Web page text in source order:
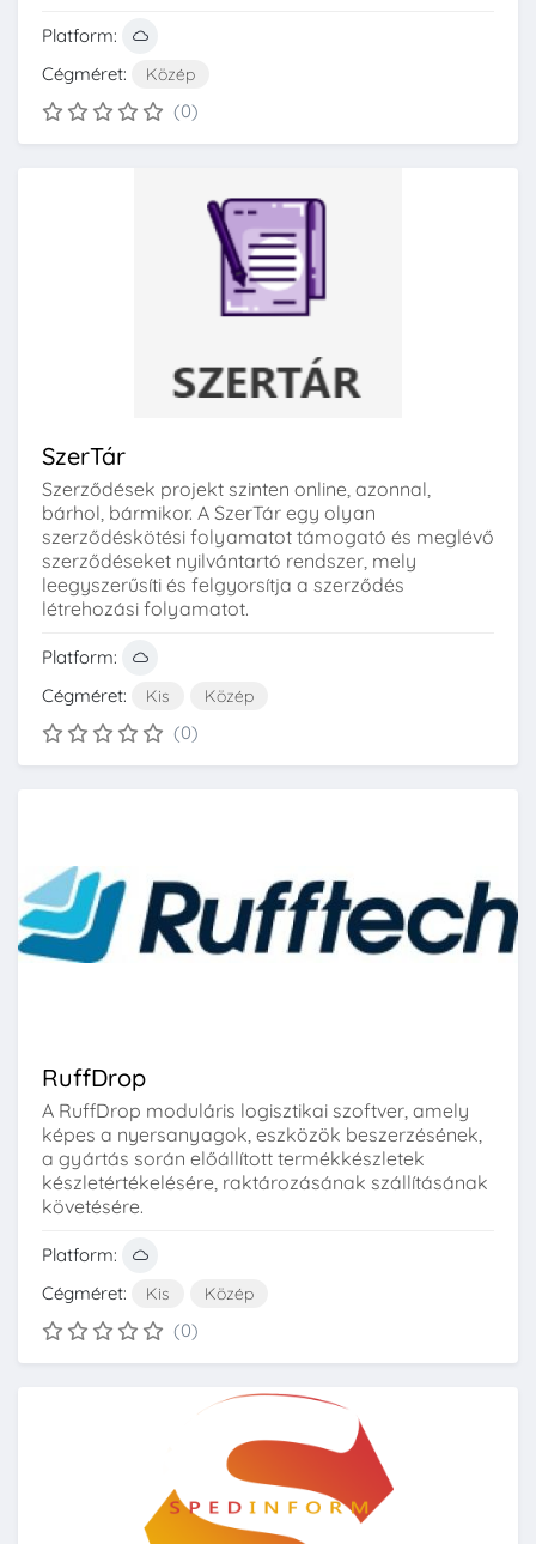
Platform:
Cégméret:
Közép
(0)
SzerTár
Szerződések projekt szinten online, azonnal,
bárhol, bármikor. A SzerTár egy olyan
szerződéskötési folyamatot támogató és meglévő
szerződéseket nyilvántartó rendszer, mely
leegyszerűsíti és felgyorsítja a szerződés
létrehozási folyamatot.
Platform:
Cégméret:
Kis Közép
(0)
RuffDrop
A RuffDrop moduláris logisztikai szoftver, amely
képes a nyersanyagok, eszközök beszerzésének,
a gyártás során előállított termékkészletek
készletértékelésére, raktározásának szállításának
követésére.
Platform:
Cégméret:
Kis Közép
(0)